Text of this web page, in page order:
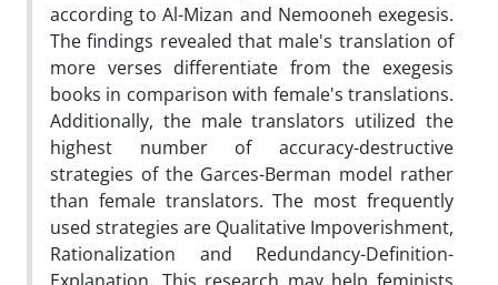
according to Al-Mizan and Nemooneh exegesis.
The findings revealed that male's translation of
more verses differentiate from the exegesis
books in comparison with female's translations.
Additionally, the male translators utilized the
highest number of accuracy-destructive
strategies of the Garces-Berman model rather
than female translators. The most frequently
used strategies are Qualitative Impoverishment,
Rationalization and Redundancy-Definition-